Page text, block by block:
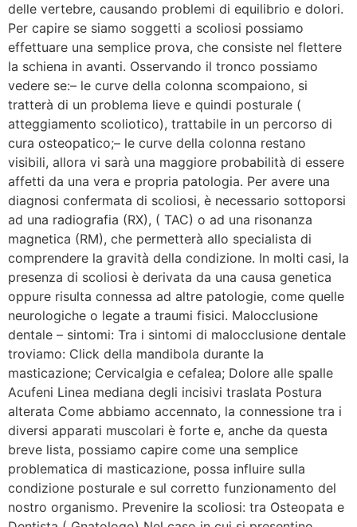
delle vertebre, causando problemi di equilibrio e dolori.
Per capire se siamo soggetti a scoliosi possiamo
effettuare una semplice prova, che consiste nel flettere
la schiena in avanti. Osservando il tronco possiamo
vedere se:– le curve della colonna scompaiono, si
tratterà di un problema lieve e quindi posturale (
atteggiamento scoliotico), trattabile in un percorso di
cura osteopatico;– le curve della colonna restano
visibili, allora vi sarà una maggiore probabilità di essere
affetti da una vera e propria patologia. Per avere una
diagnosi confermata di scoliosi, è necessario sottoporsi
ad una radiografia (RX), ( TAC) o ad una risonanza
magnetica (RM), che permetterà allo specialista di
comprendere la gravità della condizione. In molti casi, la
presenza di scoliosi è derivata da una causa genetica
oppure risulta connessa ad altre patologie, come quelle
neurologiche o legate a traumi fisici. Malocclusione
dentale – sintomi: Tra i sintomi di malocclusione dentale
troviamo: Click della mandibola durante la
masticazione; Cervicalgia e cefalea; Dolore alle spalle
Acufeni Linea mediana degli incisivi traslata Postura
alterata Come abbiamo accennato, la connessione tra i
diversi apparati muscolari è forte e, anche da questa
breve lista, possiamo capire come una semplice
problematica di masticazione, possa influire sulla
condizione posturale e sul corretto funzionamento del
nostro organismo. Prevenire la scoliosi: tra Osteopata e